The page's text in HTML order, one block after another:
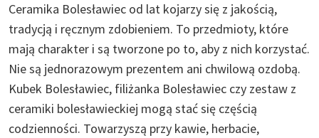
Ceramika Bolesławiec od lat kojarzy się z jakością,
tradycją i ręcznym zdobieniem. To przedmioty, które
mają charakter i są tworzone po to, aby z nich korzystać.
Nie są jednorazowym prezentem ani chwilową ozdobą.
Kubek Bolesławiec, filiżanka Bolesławiec czy zestaw z
ceramiki bolesławieckiej mogą stać się częścią
codzienności. Towarzyszą przy kawie, herbacie,